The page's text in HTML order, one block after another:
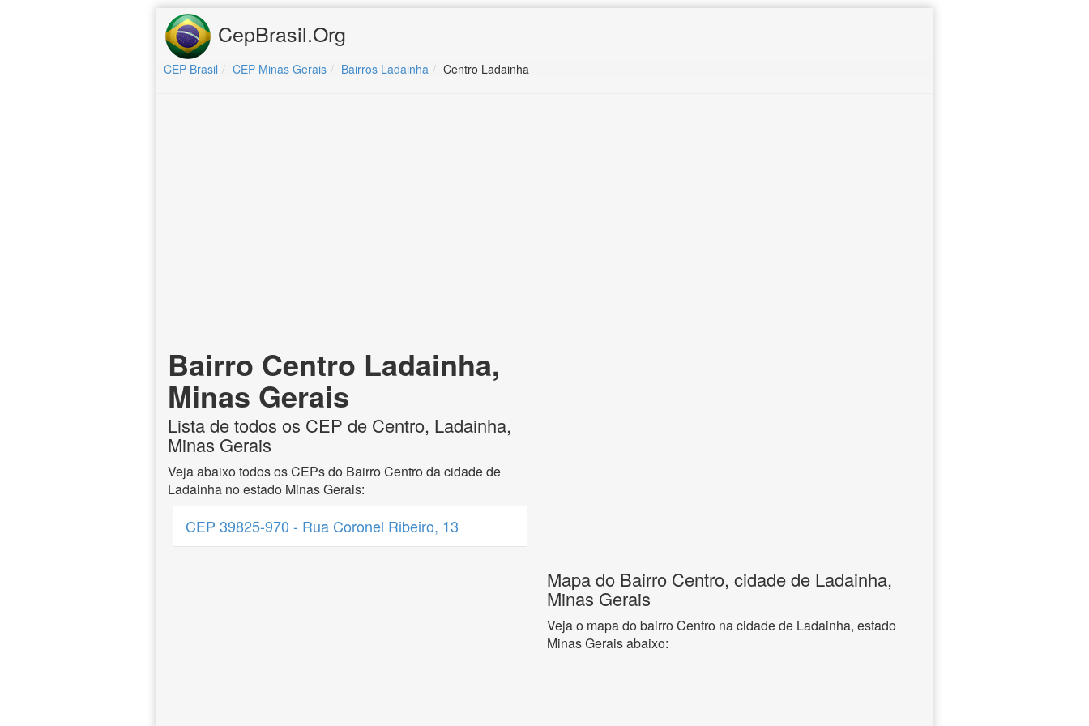
CepBrasil.Org
CEP Brasil CEP Minas Gerais Bairros Ladainha Centro Ladainha
Bairro Centro Ladainha,
Minas Gerais
Lista de todos os CEP de Centro, Ladainha,
Minas Gerais
Veja abaixo todos os CEPs do Bairro Centro da cidade de
Ladainha no estado Minas Gerais:
CEP 39825-970 - Rua Coronel Ribeiro, 13
Mapa do Bairro Centro, cidade de Ladainha,
Minas Gerais
Veja o mapa do bairro Centro na cidade de Ladainha, estado
Minas Gerais abaixo: